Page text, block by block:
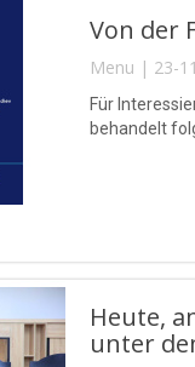
Von der
Menu | 23-
Für
behandelt
Heute,
unter